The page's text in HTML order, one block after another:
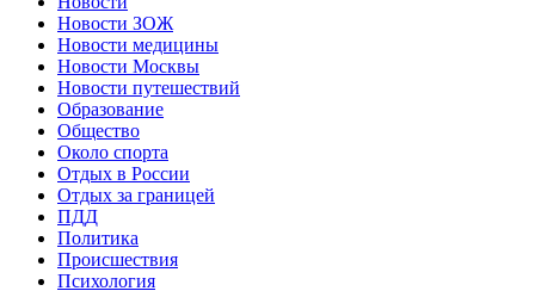
Новости ЗОЖ
Новости медицины
Новости Москвы
Новости путешествий
Образование
Общество
Около спорта
Отдых в России
Отдых за границей
ПДД
Политика
Происшествия
Психология